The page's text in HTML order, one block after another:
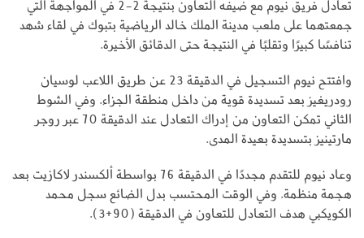
تعادل فريق نيوم مع ضيفه التعاون بنتيجة 2-2 في المواجهة التي
جمعتهما على ملعب مدينة الملك خالد الرياضية بتبوك في لقاء شهد
تنافسًا كبيرًا وتقلبًا في النتيجة حتى الدقائق الأخيرة.
وافتتح نيوم التسجيل في الدقيقة 23 عن طريق اللاعب لوسيان
رودريغيز بعد تسديدة قوية من داخل منطقة الجزاء. وفي الشوط
الثاني تمكن التعاون من إدراك التعادل عند الدقيقة 70 عبر روجر
مارتينيز بتسديدة بعيدة المدى.
وعاد نيوم للتقدم مجددًا في الدقيقة 76 بواسطة ألكسندر لاكازيت بعد
هجمة منظمة. وفي الوقت المحتسب بدل الضائع سجل محمد
الكويكبي هدف التعادل للتعاون في الدقيقة (90+3).